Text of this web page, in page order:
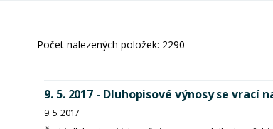
Počet nalezených položek: 2290
9. 5. 2017 - Dluhopisové výnosy se
9. 5. 2017